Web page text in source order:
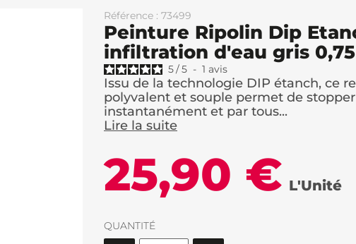
Référence : 73499
Peinture Ripolin Dip
infiltration d'eau gris
5/5 - 1 avis
Issu de la technologie DIP étanch, ce
polyvalent et souple permet de
instantanément et par tous...
Lire la suite
25,90 € L'Unité
QUANTITÉ